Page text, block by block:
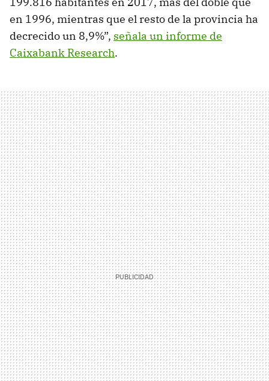
en 1996, mientras que el resto de la provincia ha
decrecido un 8,9%”, señala un informe de
Caixabank Research.